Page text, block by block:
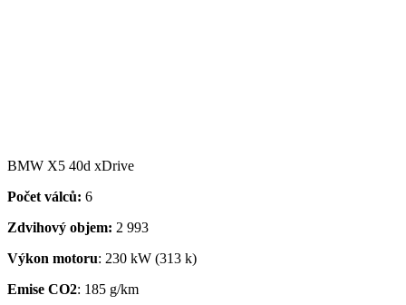
BMW X5 40d xDrive
Počet válců: 6
Zdvihový objem: 2 993
Výkon motoru: 230 kW (313 k)
Emise CO2: 185 g/km